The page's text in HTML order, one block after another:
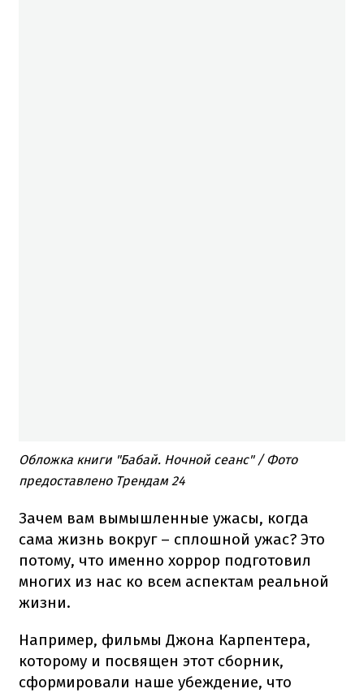
Обложка книги "Бабай. Ночной сеанс" / Фото
предоставлено Трендам 24
Зачем вам вымышленные ужасы, когда
сама жизнь вокруг – сплошной ужас? Это
потому, что именно хоррор подготовил
многих из нас ко всем аспектам реальной
жизни.
Например, фильмы Джона Карпентера,
которому и посвящен этот сборник,
сформировали наше убеждение, что